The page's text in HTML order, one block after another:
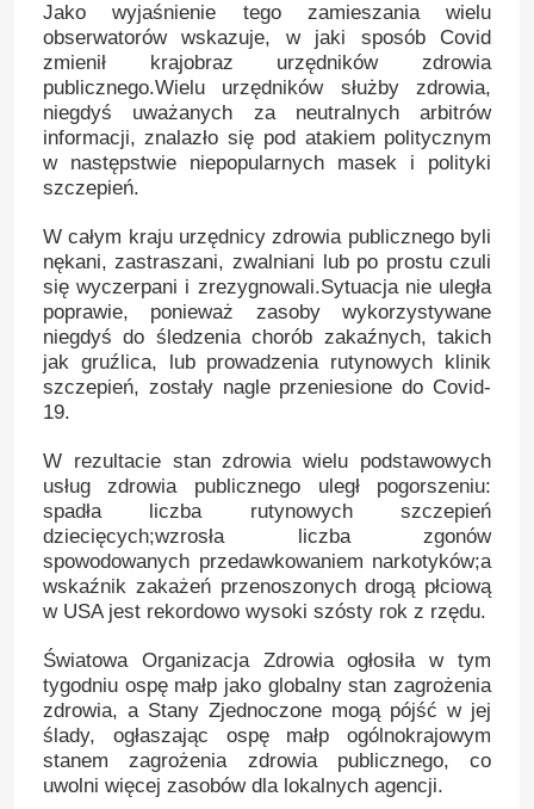
Jako wyjaśnienie tego zamieszania wielu
obserwatorów wskazuje, w jaki sposób Covid
zmienił krajobraz urzędników zdrowia
publicznego.Wielu urzędników służby zdrowia,
niegdyś uważanych za neutralnych arbitrów
informacji, znalazło się pod atakiem politycznym
w następstwie niepopularnych masek i polityki
szczepień.
W całym kraju urzędnicy zdrowia publicznego byli
nękani, zastraszani, zwalniani lub po prostu czuli
się wyczerpani i zrezygnowali.Sytuacja nie uległa
poprawie, ponieważ zasoby wykorzystywane
niegdyś do śledzenia chorób zakaźnych, takich
jak gruźlica, lub prowadzenia rutynowych klinik
szczepień, zostały nagle przeniesione do Covid-
19.
W rezultacie stan zdrowia wielu podstawowych
usług zdrowia publicznego uległ pogorszeniu:
spadła liczba rutynowych szczepień
dziecięcych;wzrosła liczba zgonów
spowodowanych przedawkowaniem narkotyków;a
wskaźnik zakażeń przenoszonych drogą płciową
w USA jest rekordowo wysoki szósty rok z rzędu.
Światowa Organizacja Zdrowia ogłosiła w tym
tygodniu ospę małp jako globalny stan zagrożenia
zdrowia, a Stany Zjednoczone mogą pójść w jej
ślady, ogłaszając ospę małp ogólnokrajowym
stanem zagrożenia zdrowia publicznego, co
uwolni więcej zasobów dla lokalnych agencji.